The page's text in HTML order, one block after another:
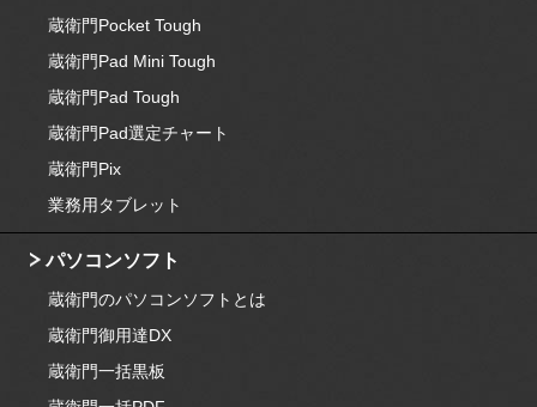
蔵衛門Pocket Tough
蔵衛門Pad Mini Tough
蔵衛門Pad Tough
蔵衛門Pad選定チャート
蔵衛門Pix
業務用タブレット
パソコンソフト
蔵衛門のパソコンソフトとは
蔵衛門御用達DX
蔵衛門一括黒板